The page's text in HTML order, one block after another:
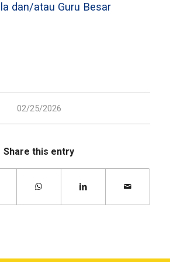
dan/atau Guru Besar
02/25/2026
Share this entry